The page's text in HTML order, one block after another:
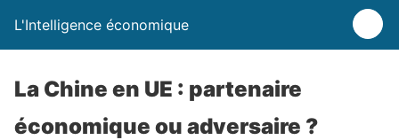
L'Intelligence économique
La Chine en UE : partenaire
économique ou adversaire ?